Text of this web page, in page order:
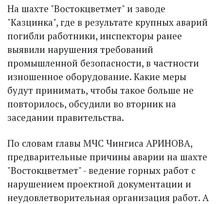
На шахте "Востокцветмет" и заводе
"Казцинка", где в результате крупных аварий
погибли работники, инспекторы ранее
выявили нарушения требований
промышленной безопасности, в частности
изношенное оборудование. Какие меры
будут принимать, чтобы такое больше не
повторилось, обсудили во вторник на
заседании правительства.
По словам главы МЧС Чингиса АРИНОВА,
предварительные причины аварии на шахте
"Востокцветмет" - ведение горных работ с
нарушением проектной документации и
неудовлетворительная организация работ. А